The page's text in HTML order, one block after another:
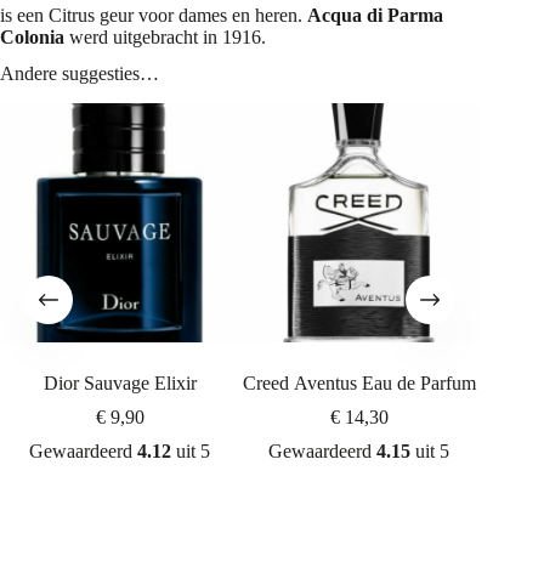
is een Citrus geur voor dames en heren. Acqua di Parma
Colonia werd uitgebracht in 1916.
Andere suggesties…
Dior Sauvage Elixir
€9,90
Gewaardeerd4.12 uit 5
Creed Aventus Eau de Parfum
€14,30
Gewaardeerd4.15 uit 5